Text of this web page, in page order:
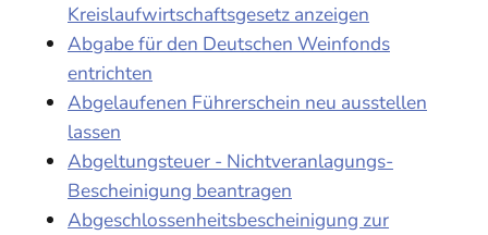
Kreislaufwirtschaftsgesetz anzeigen
Abgabe für den Deutschen Weinfonds
entrichten
Abgelaufenen Führerschein neu ausstellen
lassen
Abgeltungsteuer - Nichtveranlagungs-
Bescheinigung beantragen
Abgeschlossenheitsbescheinigung zur